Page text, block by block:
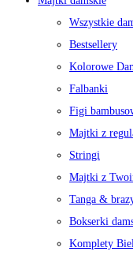
Wszystkie
Bestsellery
Kolorowe
Falbanki
Figi
Majtki z
Stringi
Majtki z
Tanga &
Bokserki
Komplety